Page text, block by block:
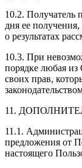
10.2. Получатель
дня ее
о результатах
10.3. При
порядке любая из
своих прав,
11.
11.1.
предложения от
настоящего